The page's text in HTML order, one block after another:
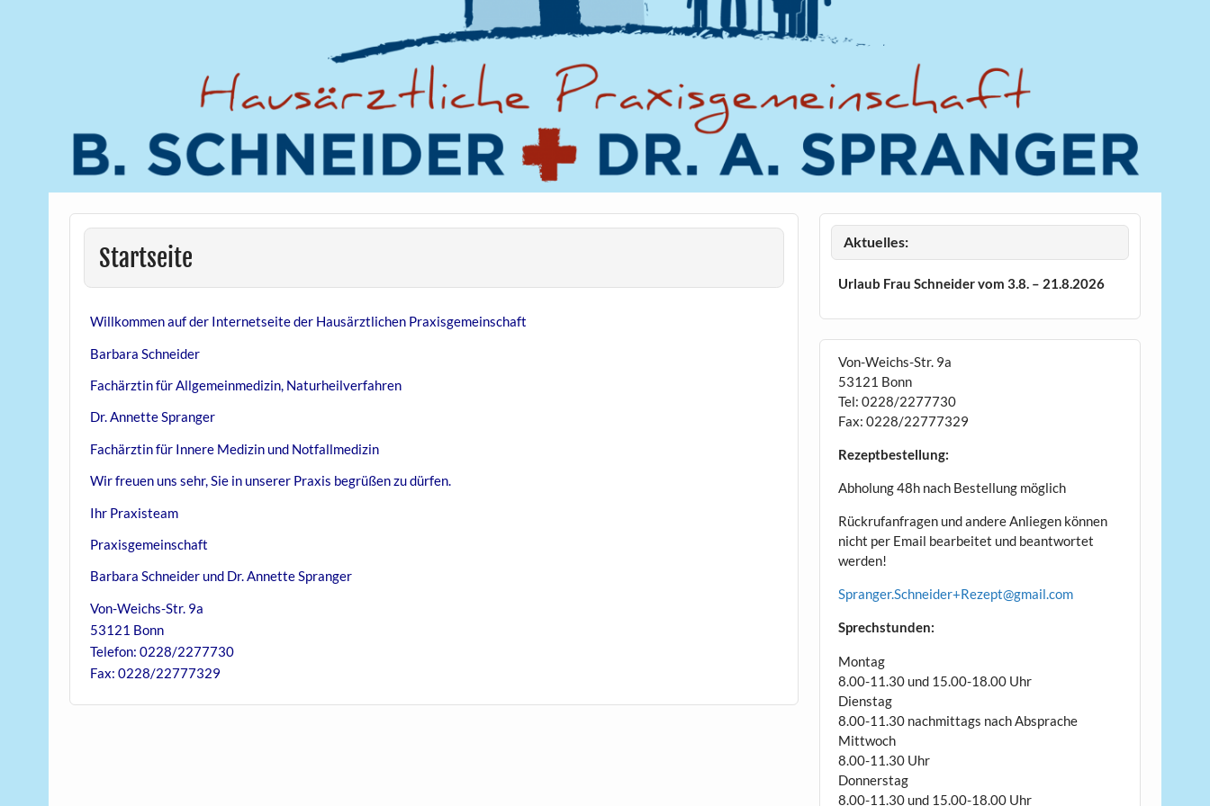
Startseite
Willkommen auf der Internetseite der Hausärztlichen Praxisgemeinschaft
Barbara Schneider
Fachärztin für Allgemeinmedizin, Naturheilverfahren
Dr. Annette Spranger
Fachärztin für Innere Medizin und Notfallmedizin
Wir freuen uns sehr, Sie in unserer Praxis begrüßen zu dürfen.
Ihr Praxisteam
Praxisgemeinschaft
Barbara Schneider und Dr. Annette Spranger
Von-Weichs-Str. 9a
53121 Bonn
Telefon: 0228/2277730
Fax: 0228/22777329
Aktuelles:
Urlaub Frau Schneider vom 3.8. – 21.8.2026
Von-Weichs-Str. 9a
53121 Bonn
Tel: 0228/2277730
Fax: 0228/22777329
Rezeptbestellung:
Abholung 48h nach Bestellung möglich
Rückrufanfragen und andere Anliegen können
nicht per Email bearbeitet und beantwortet
werden!
Spranger.Schneider+Rezept@gmail.com
Sprechstunden:
Montag
8.00-11.30 und 15.00-18.00 Uhr
Dienstag
8.00-11.30 nachmittags nach Absprache
Mittwoch
8.00-11.30 Uhr
Donnerstag
8.00-11.30 und 15.00-18.00 Uhr